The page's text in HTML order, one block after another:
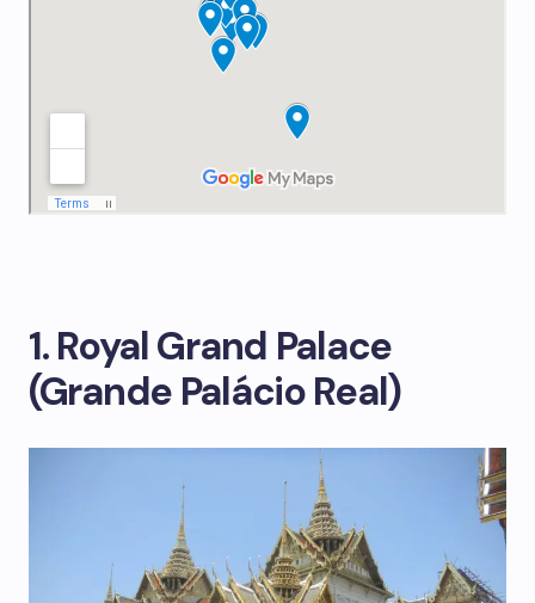
1. Royal Grand Palace
(Grande Palácio Real)